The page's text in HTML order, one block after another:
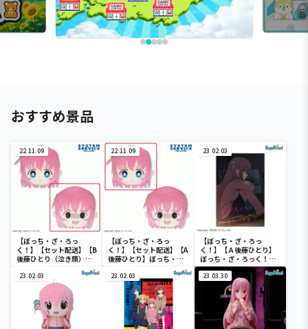
おすすめ景品
22.11.09
【ぼっち・ざ・ろっ
く！】【セット配送】【B
後藤ひとり（泣き顔）】
ぼっち・ざ・ろっく！ フ
ェイスクッション
22.11.09
【ぼっち・ざ・ろっ
く！】【セット配送】【A
後藤ひとり】ぼっち・
ざ・ろっく！ フェイスク
ッション
23.02.03
【ぼっち・ざ・ろっ
く！】【Ａ後藤ひとり】
ぼっち・ざ・ろっく！
[PM]アートクッション
23.02.03 23.02.03 23.03.30